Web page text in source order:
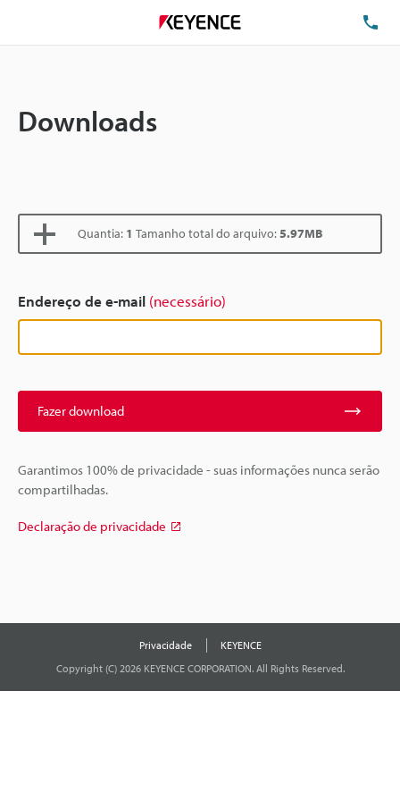
Downloads
Quantia: 1 Tamanho total do arquivo:5.97MB
Endereço de e-mail (necessário)
Fazer download
Garantimos 100% de privacidade - suas informações nunca serão
compartilhadas.
Declaração de privacidade
Privacidade
KEYENCE
Copyright (C) 2026 KEYENCE CORPORATION. All Rights Reserved.